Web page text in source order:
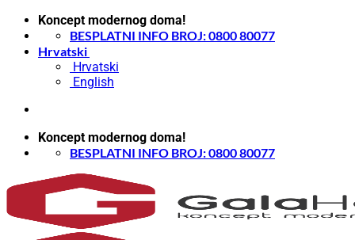
Skip
content
Koncept modernog doma!
BESPLATNI INFO BROJ: 0800 80077
Hrvatski
Hrvatski
English
Koncept modernog doma!
BESPLATNI INFO BROJ: 0800 80077